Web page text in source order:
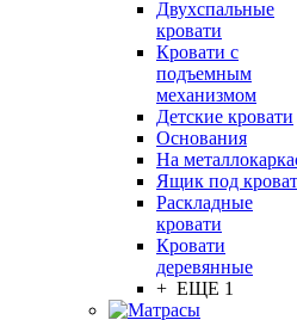
Двухспальные
кровати
Кровати с
подъемным
механизмом
Детские кровати
Основания
На
Ящик под
Раскладные
кровати
Кровати
деревянные
+ ЕЩЕ 1